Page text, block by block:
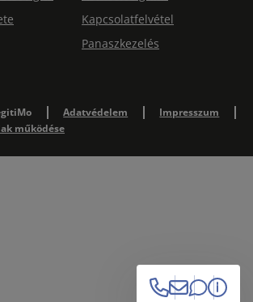
Kapcsolatfelvétel
Panaszkezelés
Adatvédelem
Impresszum
működése